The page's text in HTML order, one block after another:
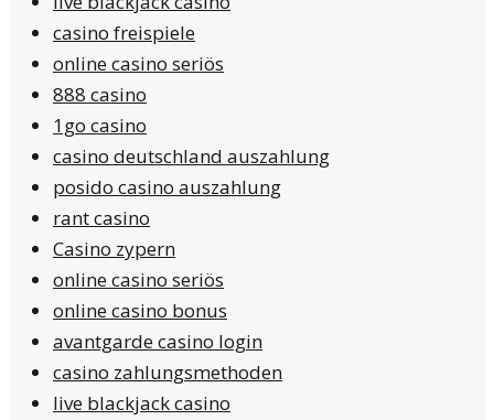
casino freispiele
online casino seriös
888 casino
1go casino
casino deutschland auszahlung
posido casino auszahlung
rant casino
Casino zypern
online casino seriös
online casino bonus
avantgarde casino login
casino zahlungsmethoden
live blackjack casino